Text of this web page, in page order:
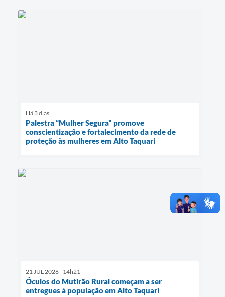
Há 3 dias
Palestra “Mulher Segura” promove
conscientização e fortalecimento da rede de
proteção às mulheres em Alto Taquari
21 JUL 2026 - 14h21
Óculos do Mutirão Rural começam a ser
entregues à população em Alto Taquari